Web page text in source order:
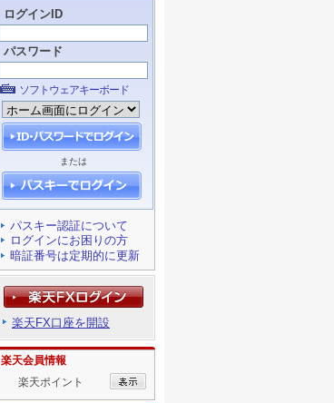
ログインID
パスワード
ソフトウェアキーボード
または
パスキー認証について
ログインにお困りの方
暗証番号は定期的に更新
楽天FX口座を開設
楽天会員情報
楽天ポイント